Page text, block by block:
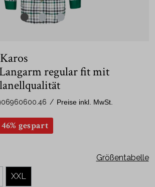
regular fit mit
/ Preise inkl. MwSt.
46% gespart
Größentabelle
XXL